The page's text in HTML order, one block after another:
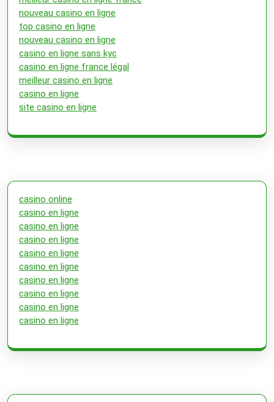
nouveau casino en ligne
top casino en ligne
nouveau casino en ligne
casino en ligne sans kyc
casino en ligne france légal
meilleur casino en ligne
casino en ligne
site casino en ligne
casino online
casino en ligne
casino en ligne
casino en ligne
casino en ligne
casino en ligne
casino en ligne
casino en ligne
casino en ligne
casino en ligne